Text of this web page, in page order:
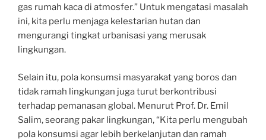
gas rumah kaca di atmosfer.” Untuk mengatasi masalah
ini, kita perlu menjaga kelestarian hutan dan
mengurangi tingkat urbanisasi yang merusak
lingkungan.
Selain itu, pola konsumsi masyarakat yang boros dan
tidak ramah lingkungan juga turut berkontribusi
terhadap pemanasan global. Menurut Prof. Dr. Emil
Salim, seorang pakar lingkungan, “Kita perlu mengubah
pola konsumsi agar lebih berkelanjutan dan ramah